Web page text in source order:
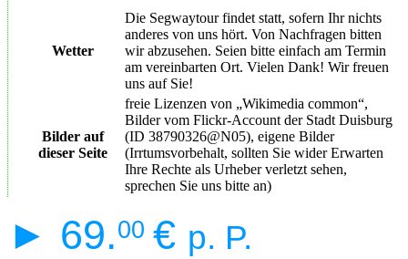
Wetter
Die Segwaytour findet statt, sofern Ihr nichts
anderes von uns hört. Von Nachfragen bitten
wir abzusehen. Seien bitte einfach am Termin
am vereinbarten Ort. Vielen Dank! Wir freuen
uns auf Sie!
Bilder auf
dieser Seite
freie Lizenzen von „Wikimedia common“,
Bilder vom Flickr-Account der Stadt Duisburg
(ID 38790326@N05), eigene Bilder
(Irrtumsvorbehalt, sollten Sie wider Erwarten
Ihre Rechte als Urheber verletzt sehen,
sprechen Sie uns bitte an)
► 69.00 € p. P.